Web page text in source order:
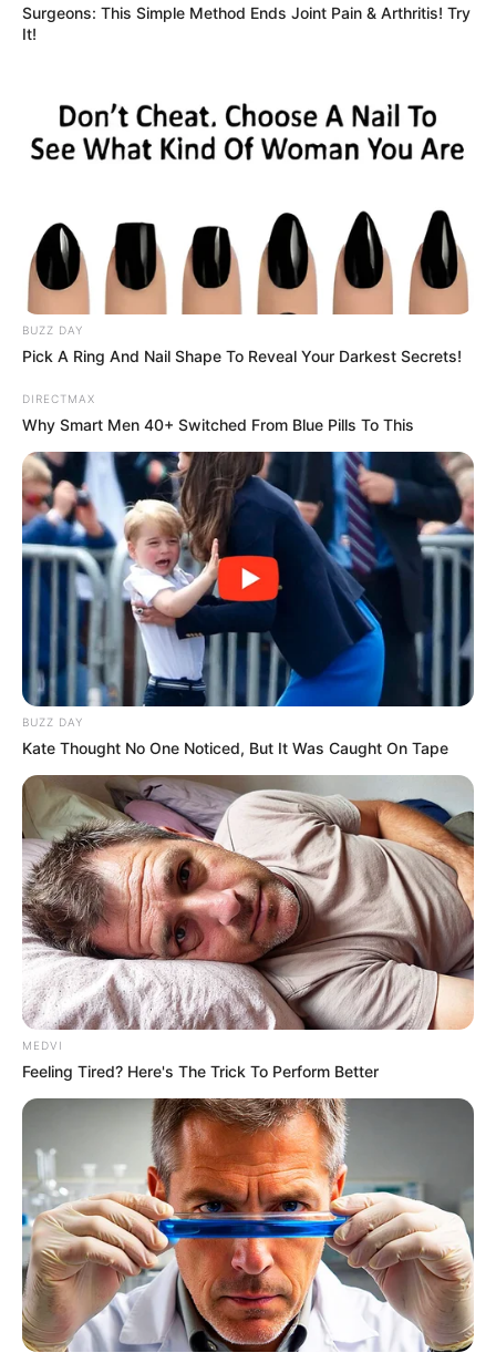
Why He Gets Hard In 15 Minutes: The Truth
Doctors Don't Tell
DIRECTMAX
Urologist Warns: Blue Pills Are Obsolete—This
Changes Everything
DIRECTMAX
He Rewrote His Love Life In 15 Minutes—Wife's
Shock Says It All
DIRECTMAX
Japan's Oldest Doctors Say Memory Loss Isn't
Age: Just Stop Drinking These 3 Beverages
Surgeons: This Simple Method Ends Joint Pain & Arthritis! Try
It!
BUZZ DAY
Pick A Ring And Nail Shape To Reveal Your Darkest Secrets!
DIRECTMAX
Why Smart Men 40+ Switched From Blue Pills To This
BUZZ DAY
Kate Thought No One Noticed, But It Was Caught On Tape
MEDVI
Feeling Tired? Here's The Trick To Perform Better